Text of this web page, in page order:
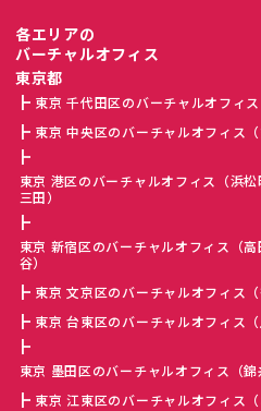
各エリアの
バーチャルオフィス
東京都
東京 千代田区のバーチャルオフィ
東京 中央区のバーチャルオフィス
東京 港区のバーチャルオフィス（浜
三田）
東京 新宿区のバーチャルオフィス（
谷）
東京 文京区のバーチャルオフィス
東京 台東区のバーチャルオフィス（
東京 墨田区のバーチャルオフィス（
東京 江東区のバーチャルオフィス（